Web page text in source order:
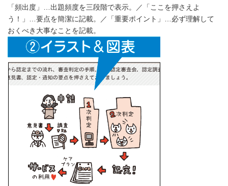
「頻出度」…出題頻度を三段階で表示。／「ここを押さえよ
う！」…要点を簡潔に記載。／「重要ポイント」…必ず理解して
おくべき大事なことを記載。